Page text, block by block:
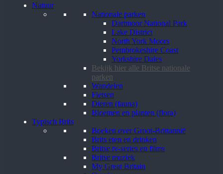
Natuur
Nationale parken
Dartmoor National Park
Lake District
North York Moors
Pembrokeshire Coast
Yorkshire Dales
Bekijk hier alle Britse nationale
parken
Wandelen
Fietsen
Dieren (fauna)
Bloemen en planten (flora)
Typisch Brits
Boeken over Groot-Brittannië
Brits eten en drinken
Britse tv-series en films
Britse muziek
My Great Britain